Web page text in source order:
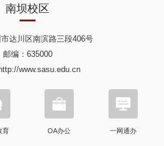
南坝校区
达川区南滨路三段406号
邮编：635000
www.sasu.edu.cn
育 OA办公 一网通办